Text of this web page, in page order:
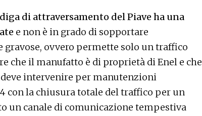
di attraversamento del Piave ha una
e non è in grado di sopportare
ovvero permette solo un traffico
che il manufatto è di proprietà di Enel e che
intervenire per manutenzioni
con la chiusura totale del traffico per un
un canale di comunicazione tempestiva